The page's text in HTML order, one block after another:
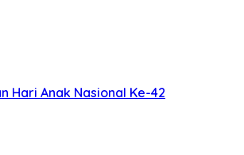
Hari Anak Nasional Ke-42